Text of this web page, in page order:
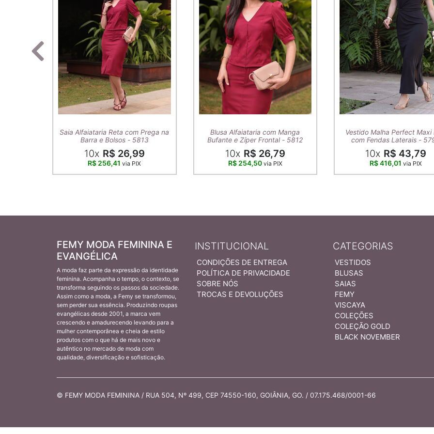
Saia Alfaiataria Reta com Prega na
Barra e Bolsos - 5813
10x R$ 26,99
R$ 256,41via PIX
Blusa Alfaiataria com Manga
Bufante e Zíper Frontal - 5812
10x R$ 26,79
R$ 254,50 via PIX
Vestido Malha Perfect Maxi
com Fendas Laterais -
10x R$ 43,79
R$ 416,01via PIX
INSTITUCIONAL
CONDIÇÕES DE ENTREGA
POLÍTICA DE PRIVACIDADE
SOBRE NÓS
TROCAS E DEVOLUÇÕES
CATEGORIAS
VESTIDOS
BLUSAS
SAIAS
FEMY
VISCAYA
COLEÇÕES
COLEÇÃO GOLD
BLACK NOVEMBER
FEMY MODA FEMININA E
EVANGÉLICA
A moda faz parte da expressão da identidade
feminina. Acompanha o tempo, o contexto, se
transforma seguindo os passos da sociedade.
Assim como a moda, a Femy se transformou,
sem perder sua essência. Produzindo roupas
evangélicas desde 2001, a marca vem
crescendo e amadurecendo levando para a
mulher contemporânea e cheia de estilo
produtos com o que há de mais novo e
autêntico no mercado de moda com
qualidade, diversificação e sofisticação.
© FEMY MODA FEMININA / RUA 504, Nº 499, CEP 74550-160, GOIÂNIA, GO. / 07.175.468/0001-66